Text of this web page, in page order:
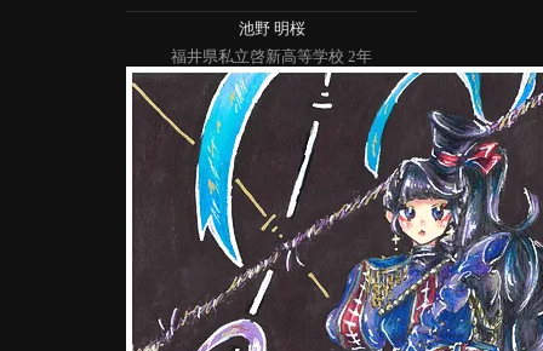
池野 明桜
福井県私立啓新高等学校 2年